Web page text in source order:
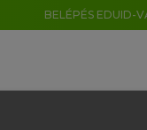
BELÉPÉS EDUID-